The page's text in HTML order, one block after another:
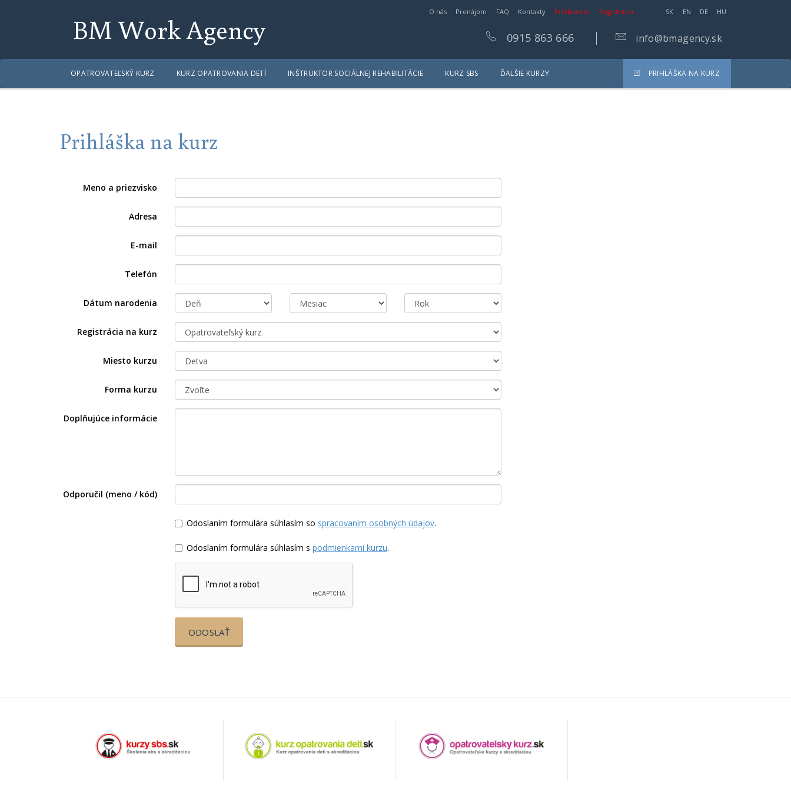
BM Work Agency
SK EN DE HU
O nás Prenájom FAQ Kontakty Prihlásenie Registrácia
0915 863 666 info@bmagency.sk
OPATROVATEĽSKÝ KURZ KURZ OPATROVANIA DETÍ INŠTRUKTOR SOCIÁLNEJ REHABILITÁCIE KURZ SBS ĎALŠIE KURZY PRIHLÁŠKA NA KURZ
Prihláška na kurz
Meno a priezvisko
Adresa
E-mail
Telefón
Dátum narodenia
Registrácia na kurz
Miesto kurzu
Forma kurzu
Doplňujúce informácie
Odporučil (meno / kód)
Odoslaním formulára súhlasím so spracovaním osobných údajov.
Odoslaním formulára súhlasím s podmienkami kurzu.
ODOSLAŤ